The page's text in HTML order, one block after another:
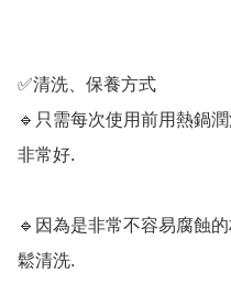
✅清洗、保養方式
🔹只需每次使用前用熱鍋
非常好.
🔹因為是非常不容易腐蝕
鬆清洗.